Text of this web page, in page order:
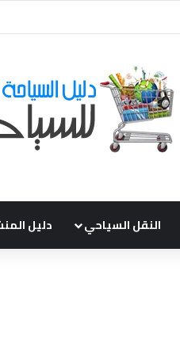
طلباتكم و استفسارتكم ... لو
النقل السياحي دليل